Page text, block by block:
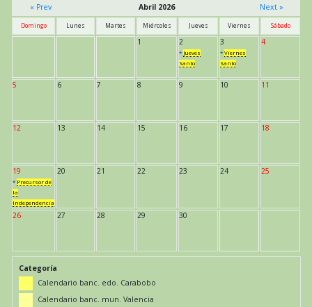
« Prev
Abril 2026 Next »
Domingo Lunes Martes Miércoles Jueves Viernes Sábado
1 2
* Jueves
Santo
3
* Viernes
Santo
4
5 6 7 8 9 10 11
12 13 14 15 16 17 18
19
* Precursor de
la
Independencia
20 21 22 23 24 25
26 27 28 29 30
Categoría
Calendario banc. edo. Carabobo
Calendario banc. mun. Valencia